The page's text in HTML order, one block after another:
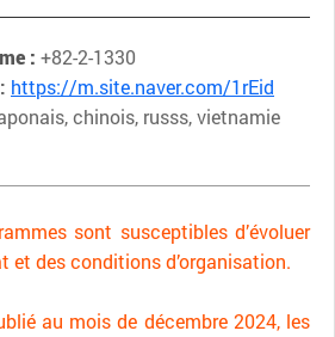
: +82-2-1330
https://m.site.naver.com/1rEid
chinois, russs, vietnamie
sont susceptibles d’évoluer
des conditions d’organisation.
au mois de décembre 2024, les